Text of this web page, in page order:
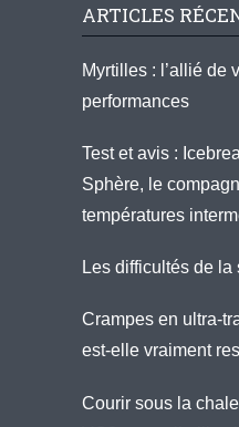
ARTICLES
Myrtilles : l’allié de
performances
Test et avis :
Sphère, le
températures
Les difficultés de
Crampes en ultra-
est-elle vraiment
Courir sous la